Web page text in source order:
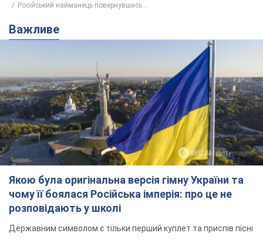
Російський найманець повернувшись...
Важливе
Якою була оригінальна версія гімну України та
чому її боялася Російська імперія: про це не
розповідають у школі
Державним символом є тільки перший куплет та приспів пісні